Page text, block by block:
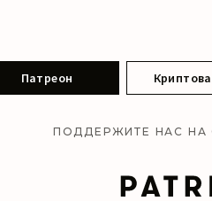
Патреон
ПОДДЕРЖИТЕ НАС НА